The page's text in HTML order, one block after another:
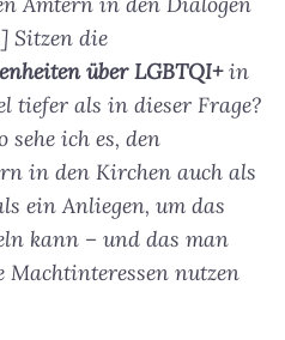
Sitzen die
über LGBTQI+in
tiefer als in dieser Frage?
sehe ich es, den
in den Kirchen auch als
ein Anliegen, um das
kann – und das man
Machtinteressen nutzen